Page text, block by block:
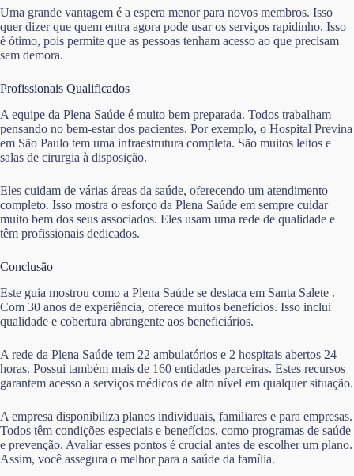
Uma grande vantagem é a espera menor para novos membros. Isso
quer dizer que quem entra agora pode usar os serviços rapidinho. Isso
é ótimo, pois permite que as pessoas tenham acesso ao que precisam
sem demora.
Profissionais Qualificados
A equipe da Plena Saúde é muito bem preparada. Todos trabalham
pensando no bem-estar dos pacientes. Por exemplo, o Hospital Previna
em São Paulo tem uma infraestrutura completa. São muitos leitos e
salas de cirurgia à disposição.
Eles cuidam de várias áreas da saúde, oferecendo um atendimento
completo. Isso mostra o esforço da Plena Saúde em sempre cuidar
muito bem dos seus associados. Eles usam uma rede de qualidade e
têm profissionais dedicados.
Conclusão
Este guia mostrou como a Plena Saúde se destaca em Santa Salete .
Com 30 anos de experiência, oferece muitos benefícios. Isso inclui
qualidade e cobertura abrangente aos beneficiários.
A rede da Plena Saúde tem 22 ambulatórios e 2 hospitais abertos 24
horas. Possui também mais de 160 entidades parceiras. Estes recursos
garantem acesso a serviços médicos de alto nível em qualquer situação.
A empresa disponibiliza planos individuais, familiares e para empresas.
Todos têm condições especiais e benefícios, como programas de saúde
e prevenção. Avaliar esses pontos é crucial antes de escolher um plano.
Assim, você assegura o melhor para a saúde da família.